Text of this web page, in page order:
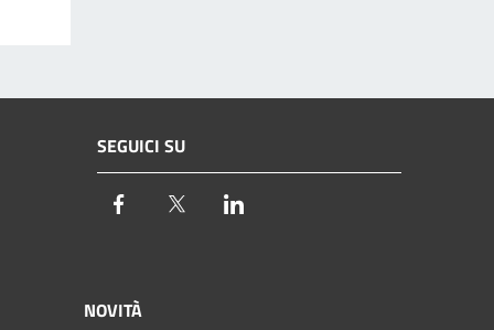
SEGUICI SU
Facebook Twitter
NOVITÀ